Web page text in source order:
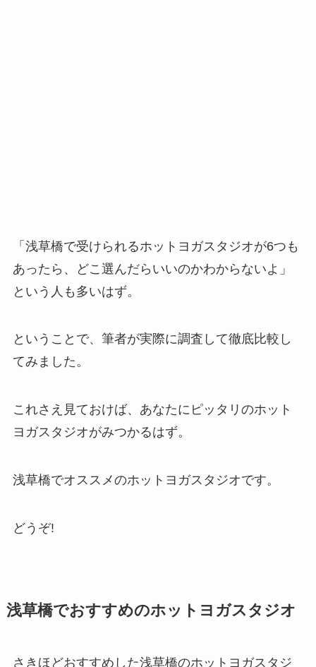
「浅草橋で受けられるホットヨガスタジオが6つも
あったら、どこ選んだらいいのかわからないよ」
という人も多いはず。
ということで、筆者が実際に調査して徹底比較し
てみました。
これさえ見ておけば、あなたにピッタリのホット
ヨガスタジオがみつかるはず。
浅草橋でオススメのホットヨガスタジオです。
どうぞ!
浅草橋でおすすめのホットヨガスタジオ
さきほどおすすめした浅草橋のホットヨガスタジ